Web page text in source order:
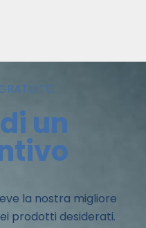
un
la nostra migliore
prodotti desiderati.